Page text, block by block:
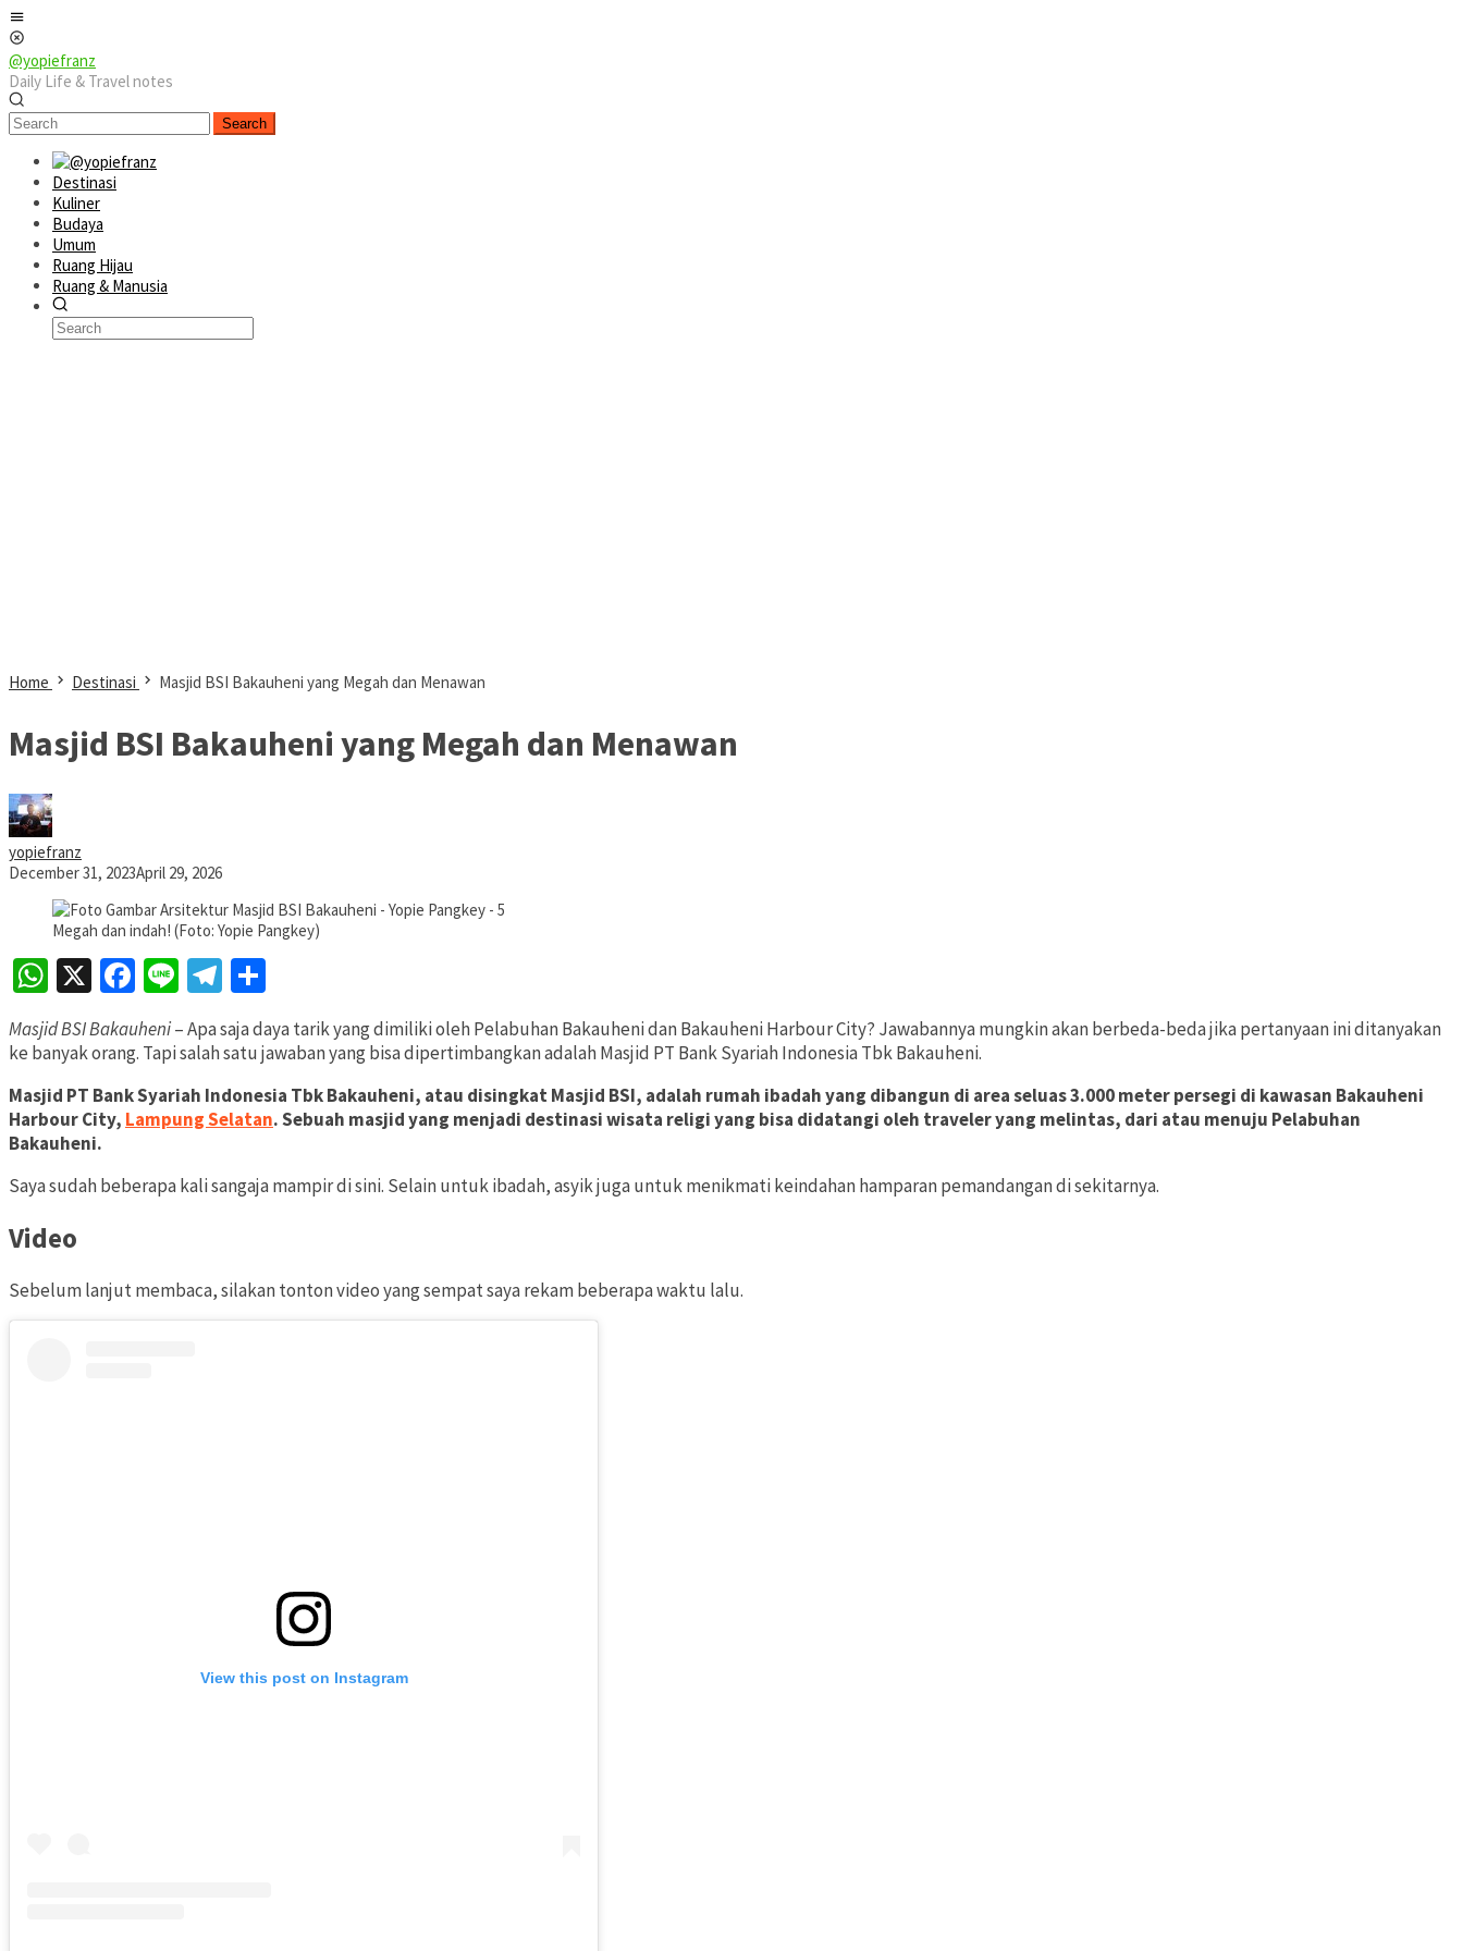
Skip
to
content
@yopiefranz
Daily Life & Travel notes
Search
Destinasi
Kuliner
Budaya
Umum
Ruang Hijau
Ruang & Manusia
Home Destinasi Masjid BSI Bakauheni yang Megah dan Menawan
Masjid BSI Bakauheni yang Megah dan Menawan
yopiefranz
December 31, 2023April 29, 2026
Megah dan indah! (Foto: Yopie Pangkey)
WhatsApp
X Facebook
LineTelegram
Masjid BSI Bakauheni– Apa saja daya tarik yang dimiliki oleh Pelabuhan Bakauheni dan Bakauheni Harbour City? Jawabannya mungkin akan berbeda-beda jika pertanyaan ini ditanyakan
ke banyak orang. Tapi salah satu jawaban yang bisa dipertimbangkan adalah Masjid PT Bank Syariah Indonesia Tbk Bakauheni.
Masjid PT Bank Syariah Indonesia Tbk Bakauheni, atau disingkat Masjid BSI, adalah rumah ibadah yang dibangun di area seluas 3.000 meter persegi di kawasan Bakauheni
Harbour City, Lampung Selatan. Sebuah masjid yang menjadi destinasi wisata religi yang bisa didatangi oleh traveler yang melintas, dari atau menuju Pelabuhan
Bakauheni.
Saya sudah beberapa kali sangaja mampir di sini. Selain untuk ibadah, asyik juga untuk menikmati keindahan hamparan pemandangan di sekitarnya.
Video
Sebelum lanjut membaca, silakan tonton video yang sempat saya rekam beberapa waktu lalu.
View this post on Instagram